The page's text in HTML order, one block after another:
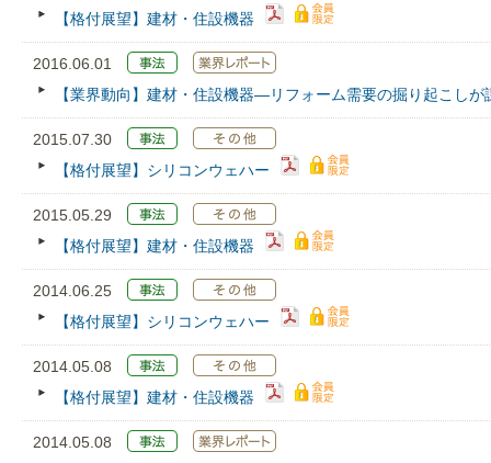
【格付展望】建材・住設機器
2016.06.01
【業界動向】建材・住設機器―リフォーム需要の掘り起こし
2015.07.30
【格付展望】シリコンウェハー
2015.05.29
【格付展望】建材・住設機器
2014.06.25
【格付展望】シリコンウェハー
2014.05.08
【格付展望】建材・住設機器
2014.05.08